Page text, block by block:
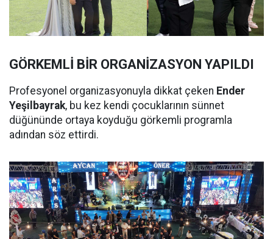
GÖRKEMLİ BİR ORGANİZASYON YAPILDI
Profesyonel organizasyonuyla dikkat çeken Ender
Yeşilbayrak, bu kez kendi çocuklarının sünnet
düğününde ortaya koyduğu görkemli programla
adından söz ettirdi.